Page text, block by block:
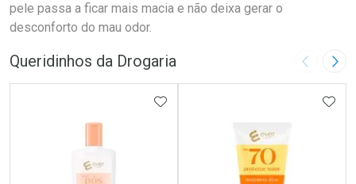
pele passa a ficar mais macia e não deixa gerar o
desconforto do mau odor.
Queridinhos da Drogaria Imagem
ADICIONAR AOS FAVORITOS